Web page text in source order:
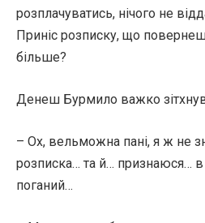
розплачуватись, нічого не
Приніс розписку, що
більше?
Денеш Бурмило важко
– Ох, вельможна пані, я ж не
розписка… та й… признаюся…
поганий…